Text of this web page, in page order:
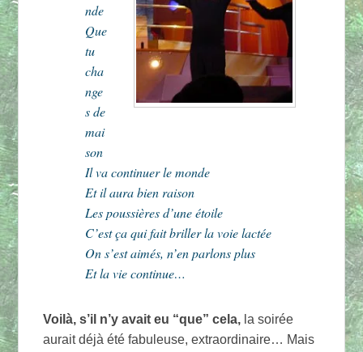
nde
Que
tu
cha
nge
s de
mai
son
Il va continuer le monde
Et il aura bien raison
Les poussières d’une étoile
C’est ça qui fait briller la voie lactée
On s’est aimés, n’en parlons plus
Et la vie continue…
Voilà, s’il n’y avait eu “que” cela, la soirée
aurait déjà été fabuleuse, extraordinaire… Mais